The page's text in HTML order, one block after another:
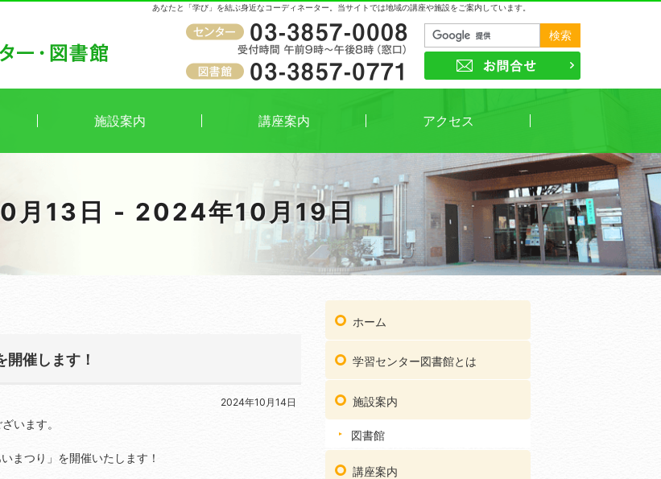
月13日 - 2024年10月19日
あなたと「学び」を結ぶ身近なコーディネーター。当サイトでは地域の講座や施設をご案内しています。
開催します！
2024年10月14日
います。
まつり」を開催いたします！
ホーム
学習センター図書館とは
施設案内
図書館
講座案内
03-3857-0008
受付時間
午前9時～午後8時（窓口）
03-3857-0771
施設案内 講座案内 アクセス